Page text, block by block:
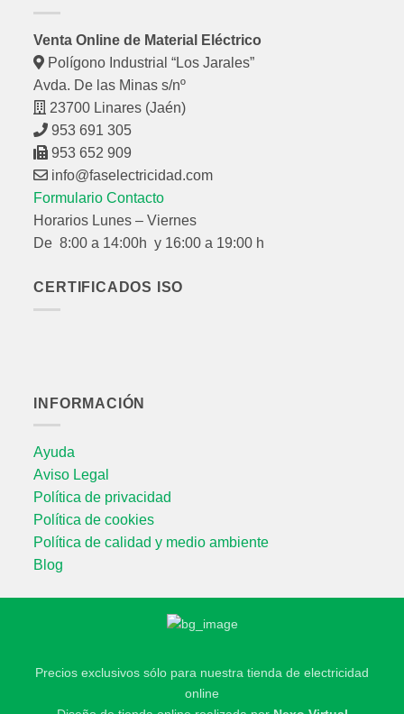
Venta Online de Material Eléctrico
Polígono Industrial “Los Jarales”
Avda. De las Minas s/nº
23700 Linares (Jaén)
953 691 305
953 652 909
info@faselectricidad.com
Formulario Contacto
Horarios Lunes – Viernes
De 8:00 a 14:00h y 16:00 a 19:00 h
CERTIFICADOS ISO
INFORMACIÓN
Ayuda
Aviso Legal
Política de privacidad
Política de cookies
Política de calidad y medio ambiente
Blog
Precios exclusivos sólo para nuestra tienda de electricidad
online